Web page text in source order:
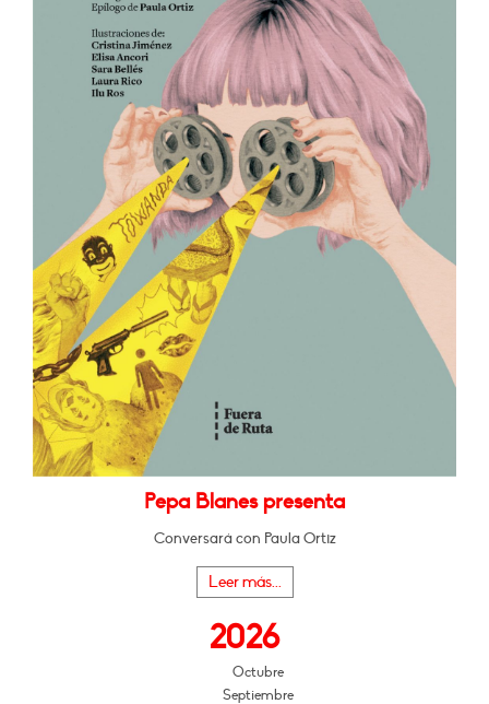
Pepa Blanes presenta
Conversará con Paula Ortiz
Leer más...
2026
Octubre
Septiembre